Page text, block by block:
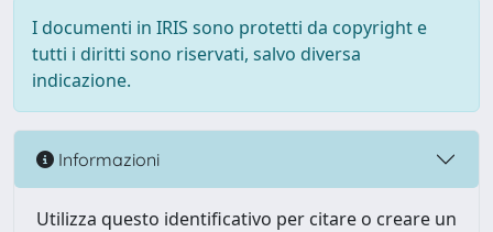
I documenti in IRIS sono protetti da copyright e
tutti i diritti sono riservati, salvo diversa
indicazione.
Informazioni
Utilizza questo identificativo per citare o creare un